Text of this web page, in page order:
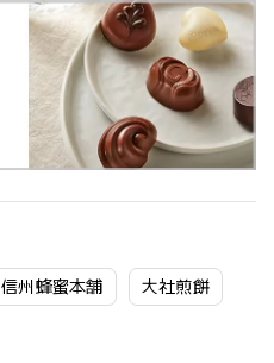
信州蜂蜜本舗 大社煎餅